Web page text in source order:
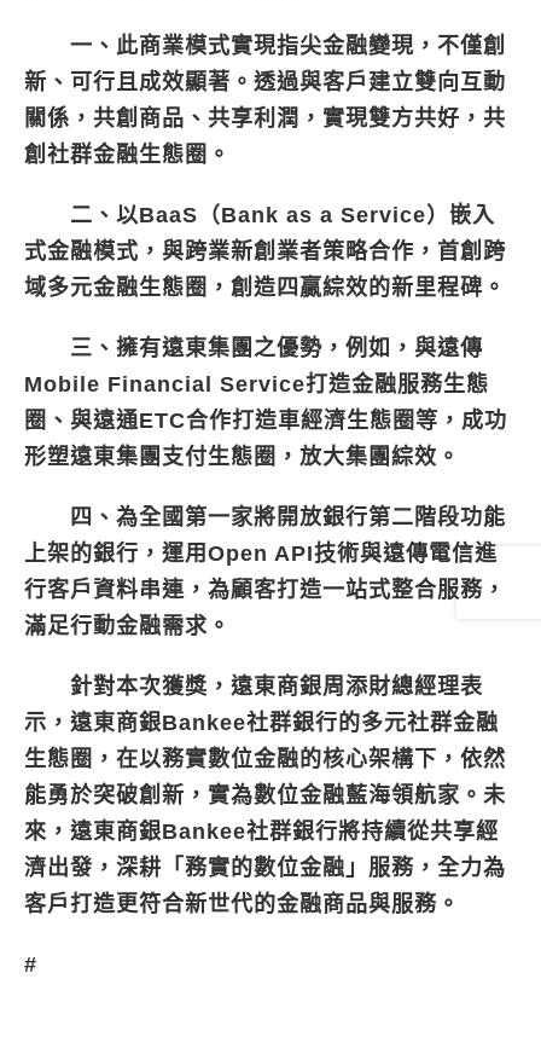
一、此商業模式實現指尖金融變現，不僅創
新、可行且成效顯著。透過與客戶建立雙向互動
關係，共創商品、共享利潤，實現雙方共好，共
創社群金融生態圈。
二、以BaaS（Bank as a Service）嵌入
式金融模式，與跨業新創業者策略合作，首創跨
域多元金融生態圈，創造四贏綜效的新里程碑。
三、擁有遠東集團之優勢，例如，與遠傳
Mobile Financial Service打造金融服務生態
圈、與遠通ETC合作打造車經濟生態圈等，成功
形塑遠東集團支付生態圈，放大集團綜效。
四、為全國第一家將開放銀行第二階段功能
上架的銀行，運用Open API技術與遠傳電信進
行客戶資料串連，為顧客打造一站式整合服務，
滿足行動金融需求。
針對本次獲獎，遠東商銀周添財總經理表
示，遠東商銀Bankee社群銀行的多元社群金融
生態圈，在以務實數位金融的核心架構下，依然
能勇於突破創新，實為數位金融藍海領航家。未
來，遠東商銀Bankee社群銀行將持續從共享經
濟出發，深耕「務實的數位金融」服務，全力為
客戶打造更符合新世代的金融商品與服務。
#